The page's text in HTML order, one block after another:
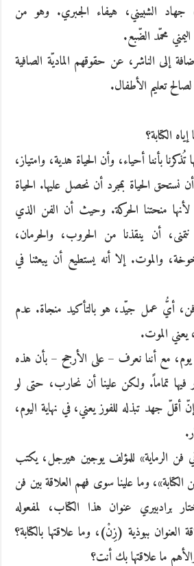
جهاد الشبيني، هيفاء الجبري. وهو من
محمّد الضّبع.
إلى الناشر، عن حقوقهم الماديّة الصافية
تعليم الأطفال.
الكتابة؟
بأننا أحياء، وأن الحياة هدية، وامتياز،
الحياة بمجرد أن نحصل عليها. الحياة
منحتنا الحركة. وحيث أن الفن الذي
أن ينقذنا من الحروب، والحرمان،
والموت. إلا أنه يستطيع أن يبعثنا في
فن، أيُّ عمل جيّد، هو بالتأكيد منجاة. عدم
يعني الموت.
مع أننا نعرف – على الأرجح – بأن هذه
فيها تماماً. ولكن علينا أن نحارب، حتى لو
جهد تبذله للفوز يعني، في نهاية اليوم،
فن الرماية» للمؤلف يوجين هيرجل، يكتب
وما علينا سوى فهم العلاقة بين فن
برادبيري عنوان هذا الكتاب، لمفعوله
ببوذية (زِنْ)، وما علاقتها بالكتابة؟
ما علاقتها بك أنت؟